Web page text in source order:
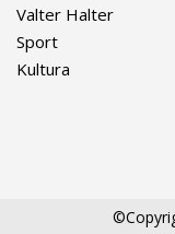
Valter Halter
Sport
Kultura